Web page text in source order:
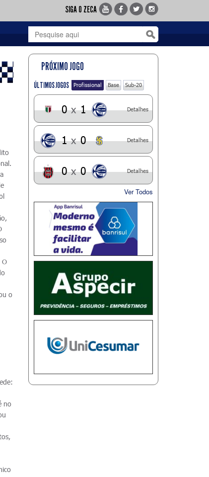
SIGA O ZECA
O
o
no
PRÓXIMO JOGO
ÚLTIMOS JOGOS Profissional Base Sub-20
0 x 1 Detalhes
1 x 0 Detalhes
0 x 0 Detalhes
Ver Todos